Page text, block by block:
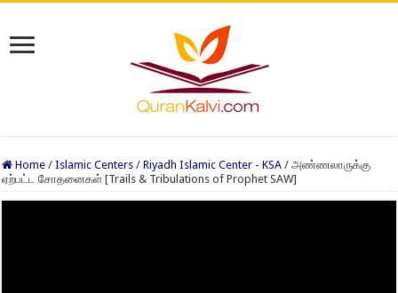
Home / Islamic Centers / Riyadh Islamic Center - KSA / அண்ணலாருக்கு
ஏற்பட்ட சோதனைகள் [Trails & Tribulations of Prophet SAW]